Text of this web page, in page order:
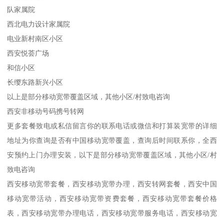
队家属院
西北电力设计家属院
电业新村南区小区
西安悦荟广场
和信小区
长缨东路新兴小区
以上是部分移动宽带覆盖区域，其他小区/村致电咨询
西安非移动号码携号转网
更多套餐致电或私信留言你的联系电话或微信和打算装宽带的详细
地址为你查询是否有中国移动宽带覆盖，查询后时间联系你，全西
安预约上门办理安装，以下是部分移动宽带覆盖区域，其他小区/村
致电咨询
西安移动宽带套餐，西安移动宽带办理，西安转网套餐，西安中国
移动宽带活动，西安移动宽带资费套餐，西安移动宽带套餐价格
表，西安移动宽带办理电话，西安移动宽带服务电话，西安移动宽